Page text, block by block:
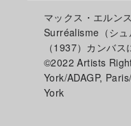
マックス・エルン
Surréalisme（シュ
（1937）カンバ
©2022 Artists
York/ADAGP,
York